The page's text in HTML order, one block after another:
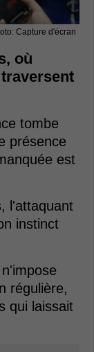
Capture d'écran
où
tombe
présence
est
l'attaquant
instinct
régulière,
qui laissait